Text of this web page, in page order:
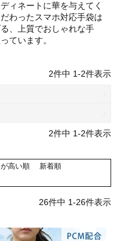
ィネートに華を与えてく
わったスマホ対応手袋は
、上質でおしゃれな手
ています。
2件中 1-2件表示
2件中 1-2件表示
高い順
新着順
26件中 1-26件表示